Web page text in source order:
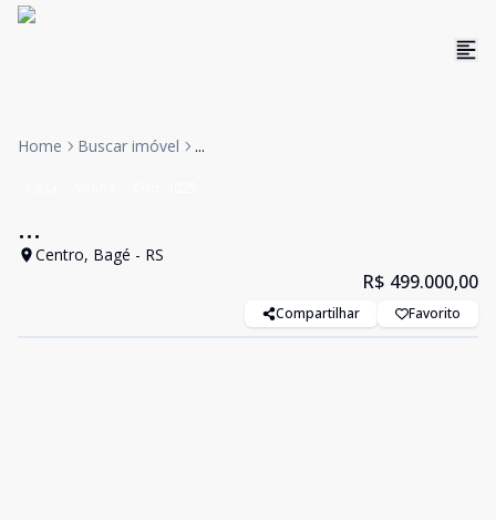
Home Buscar imóvel ...
...
Centro, Bagé - RS
R$ 499.000,00
Compartilhar Favorito